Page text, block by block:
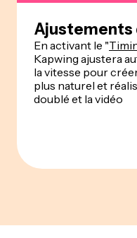
Ajustements
En activant le "
Kapwing ajustera
la vitesse pour
plus naturel et
doublé et la vidéo